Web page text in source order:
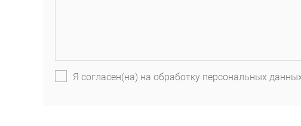
Я согласен(на) на обработку персональных